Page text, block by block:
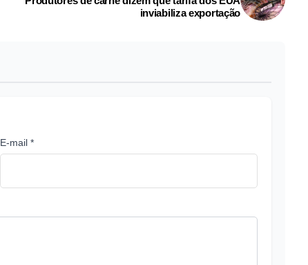
inviabiliza exportação
E-mail *